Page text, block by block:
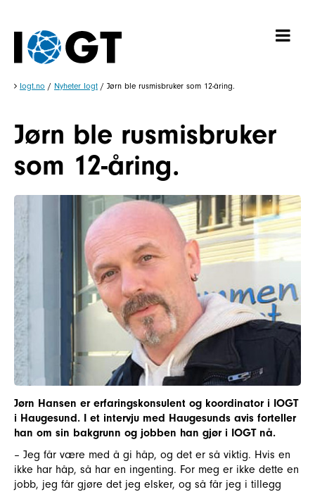
Iogt.no / Nyheter Iogt / Jørn ble rusmisbruker som 12-åring.
Jørn ble rusmisbruker
som 12-åring.
Jørn Hansen er erfaringskonsulent og koordinator i IOGT
i Haugesund. I et intervju med Haugesunds avis forteller
han om sin bakgrunn og jobben han gjør i IOGT nå.
– Jeg får være med å gi håp, og det er så viktig. Hvis en
ikke har håp, så har en ingenting. For meg er ikke dette en
jobb, jeg får gjøre det jeg elsker, og så får jeg i tillegg